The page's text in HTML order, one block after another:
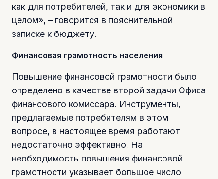
как для потребителей, так и для экономики в
целом», – говорится в пояснительной
записке к бюджету.
Финансовая грамотность населения
Повышение финансовой грамотности было
определено в качестве второй задачи Офиса
финансового комиссара. Инструменты,
предлагаемые потребителям в этом
вопросе, в настоящее время работают
недостаточно эффективно. На
необходимость повышения финансовой
грамотности указывает большое число